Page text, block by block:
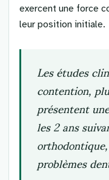
exercent une force
leur position initiale.
Les études
contention,
présentent
les 2 ans
problèmes